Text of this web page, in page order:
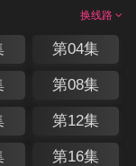
换线路
第04集
第08集
第12集
第16集